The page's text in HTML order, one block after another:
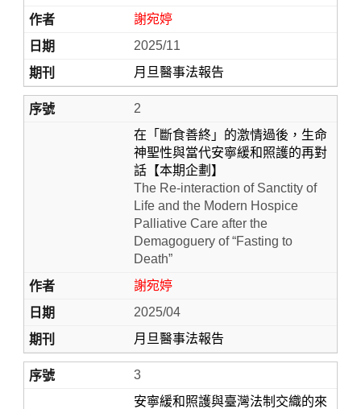
Home
謝宛婷
2025/11
月旦醫事法報告
2
在「斷食善終」的激情過後，生命
神聖性與當代安寧緩和照護的再對
話【本期企劃】
The Re-interaction of Sanctity of
Life and the Modern Hospice
Palliative Care after the
Demagoguery of “Fasting to
Death”
謝宛婷
2025/04
月旦醫事法報告
3
安寧緩和照護與臺灣法制交織的來